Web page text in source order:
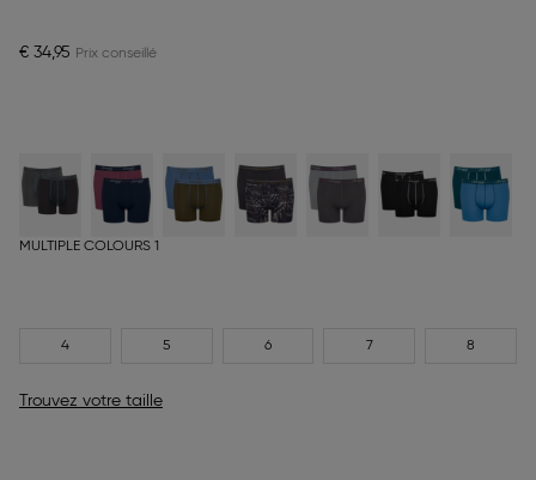
€ 34,95
MULTIPLE COLOURS 1
4 5 6 7 8
Trouvez votre taille